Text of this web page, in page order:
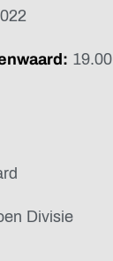
19.00
Divisie